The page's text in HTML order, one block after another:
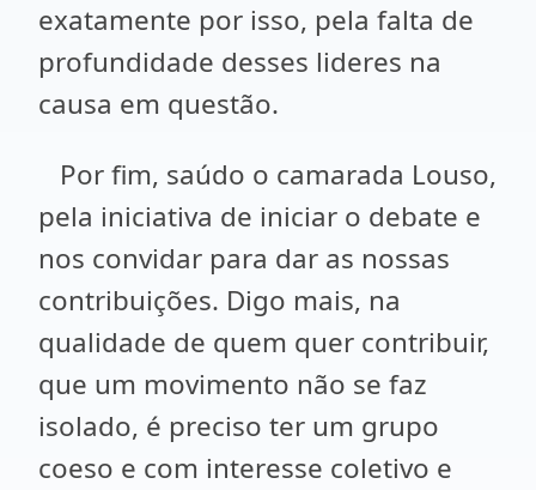
exatamente por isso, pela falta de
profundidade desses lideres na
causa em questão.
Por fim, saúdo o camarada Louso,
pela iniciativa de iniciar o debate e
nos convidar para dar as nossas
contribuições. Digo mais, na
qualidade de quem quer contribuir,
que um movimento não se faz
isolado, é preciso ter um grupo
coeso e com interesse coletivo e